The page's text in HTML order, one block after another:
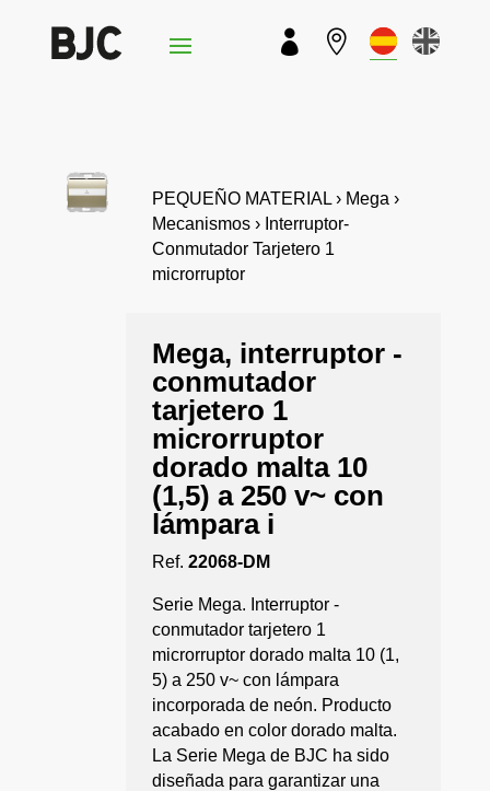
 
PEQUEÑO MATERIAL › Mega ›
Mecanismos › Interruptor-
Conmutador Tarjetero 1
microrruptor
Mega, interruptor -
conmutador
tarjetero 1
microrruptor
dorado malta 10
(1,5) a 250 v~ con
lámpara i
Ref.22068-DM
Serie Mega. Interruptor -
conmutador tarjetero 1
microrruptor dorado malta 10 (1,
5) a 250 v~ con lámpara
incorporada de neón. Producto
acabado en color dorado malta.
La Serie Mega de BJC ha sido
diseñada para garantizar una